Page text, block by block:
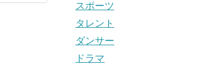
スポーツ
タレント
ダンサー
ドラマ